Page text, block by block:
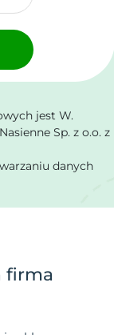
jest W.
Sp. z o.o. z
danych
firma